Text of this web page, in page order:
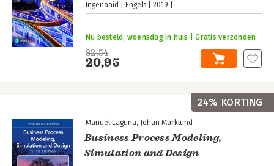
Ingenaaid Engels 2019
82,54
20,95
Nu besteld, woensdag in huis | Gratis verzonden
Manuel Laguna Johan Marklund
Business Process Modeling,
Simulation and Design
24% KORTING